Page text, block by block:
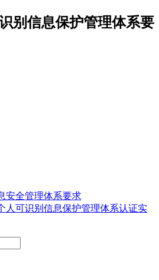
别信息保护管理体系要
安全管理体系要求
人可识别信息保护管理体系认证实